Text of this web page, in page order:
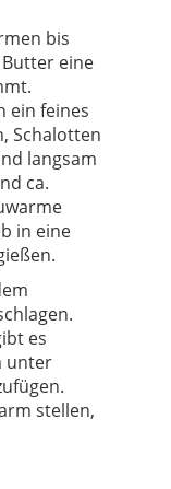
bis
eine
ein feines
Schalotten
langsam
ca.
in eine
es
unter
stellen,